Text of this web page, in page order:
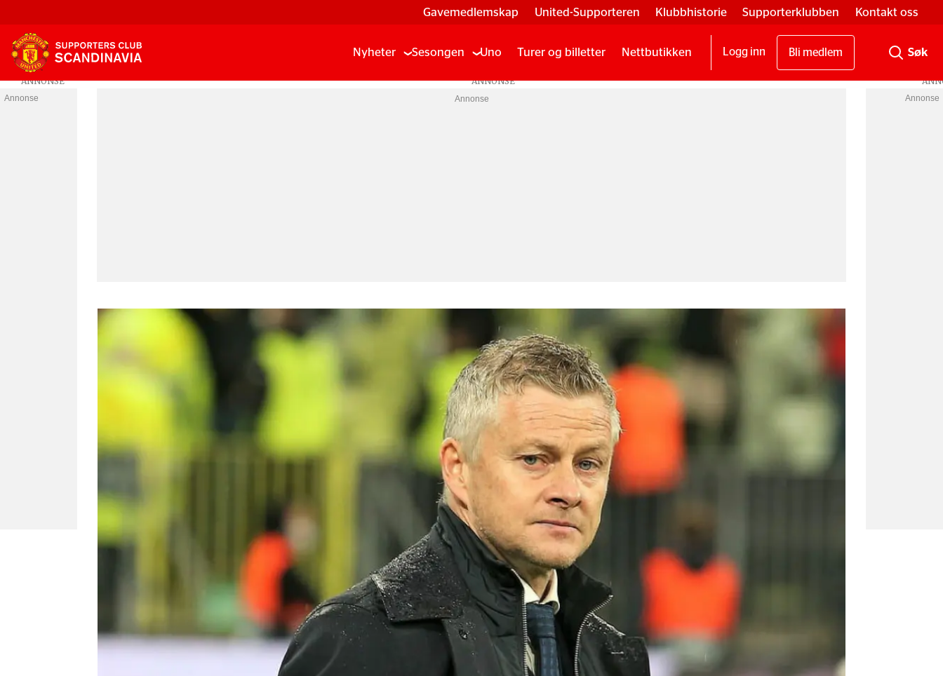
Gavemedlemskap United-Supporteren Klubbhistorie Supporterklubben Kontakt oss
Nyheter Sesongen Uno Turer og billetter Nettbutikken Logg inn Bli medlem
Annonse
Annonse Annonse